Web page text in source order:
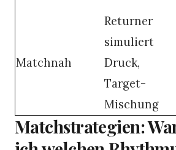
Matchnah
Returner
simuliert
Druck,
Target-
Mischung
Matchstrategien: